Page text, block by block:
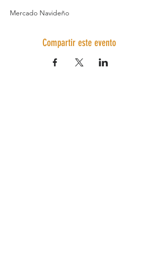
Mercado Navideño
Compartir este evento